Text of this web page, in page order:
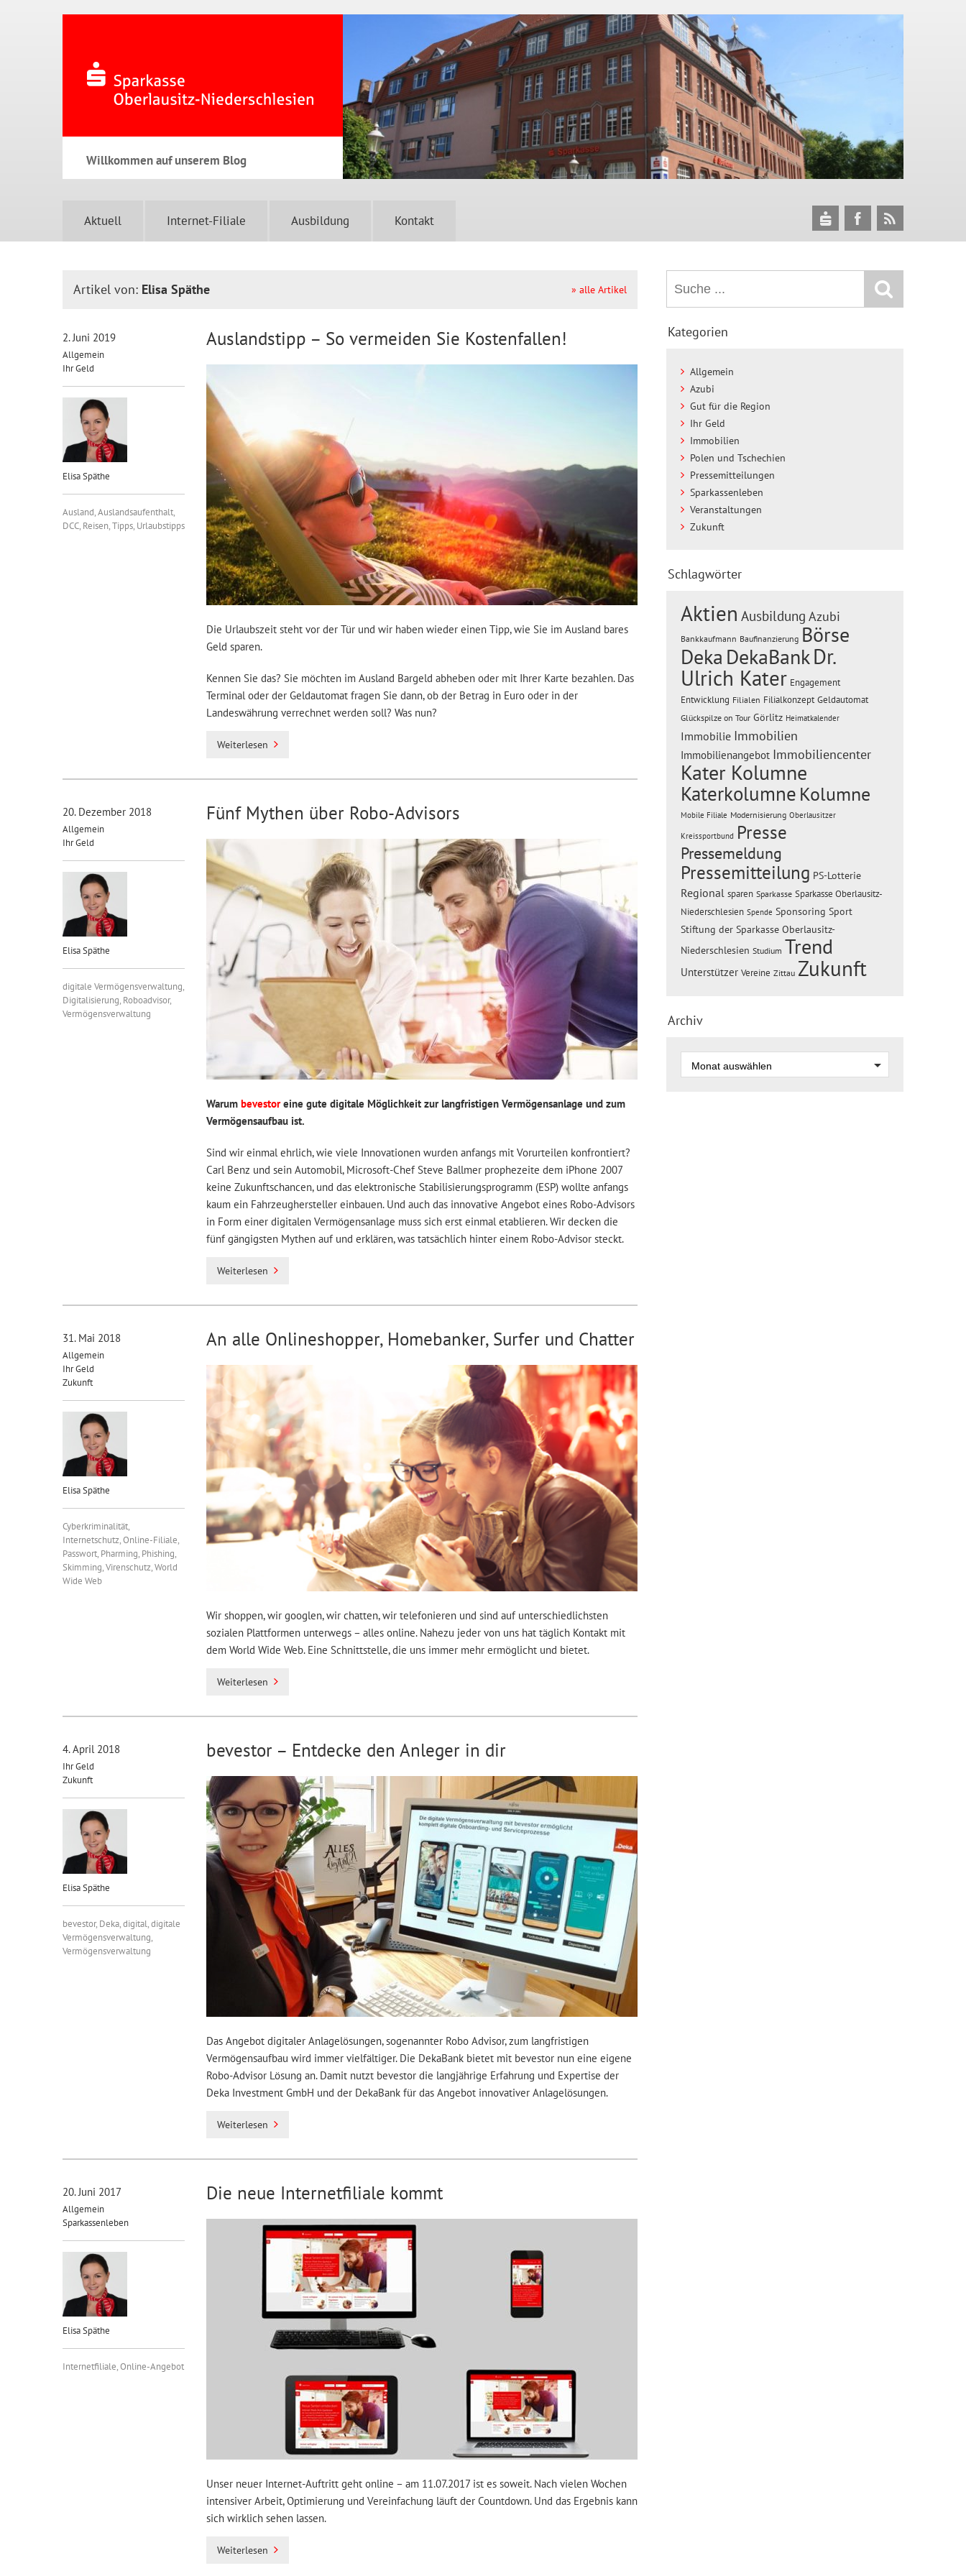
Willkommen auf unserem Blog
Aktuell Internet-Filiale Ausbildung Kontakt
Artikel von: Elisa Späthe » alle Artikel
2. Juni 2019
Allgemein
Ihr Geld
Elisa Späthe
Ausland,Auslandsaufenthalt,
DCC, Reisen,Tipps, Urlaubstipps
Auslandstipp – So vermeiden Sie Kostenfallen!
Die Urlaubszeit steht vor der Tür und wir haben wieder einen Tipp, wie Sie im Ausland bares
Geld sparen.
Kennen Sie das? Sie möchten im Ausland Bargeld abheben oder mit Ihrer Karte bezahlen. Das
Terminal oder der Geldautomat fragen Sie dann, ob der Betrag in Euro oder in der
Landeswährung verrechnet werden soll? Was nun?
Weiterlesen
20. Dezember 2018
Allgemein
Ihr Geld
Elisa Späthe
digitale Vermögensverwaltung,
Digitalisierung, Roboadvisor,
Vermögensverwaltung
Fünf Mythen über Robo-Advisors
Warum bevestoreine gute digitale Möglichkeit zur langfristigen Vermögensanlage und zum
Vermögensaufbau ist.
Sind wir einmal ehrlich, wie viele Innovationen wurden anfangs mit Vorurteilen konfrontiert?
Carl Benz und sein Automobil, Microsoft-Chef Steve Ballmer prophezeite dem iPhone 2007
keine Zukunftschancen, und das elektronische Stabilisierungsprogramm (ESP) wollte anfangs
kaum ein Fahrzeughersteller einbauen. Und auch das innovative Angebot eines Robo-Advisors
in Form einer digitalen Vermögensanlage muss sich erst einmal etablieren. Wir decken die
fünf gängigsten Mythen auf und erklären, was tatsächlich hinter einem Robo-Advisor steckt.
Weiterlesen
31. Mai 2018
Allgemein
Ihr Geld
Zukunft
Elisa Späthe
Cyberkriminalität,
Internetschutz,Online-Filiale,
Passwort, Pharming, Phishing,
Skimming,Virenschutz,World
Wide Web
An alle Onlineshopper, Homebanker, Surfer und Chatter
Wir shoppen, wir googlen, wir chatten, wir telefonieren und sind auf unterschiedlichsten
sozialen Plattformen unterwegs – alles online. Nahezu jeder von uns hat täglich Kontakt mit
dem World Wide Web. Eine Schnittstelle, die uns immer mehr ermöglicht und bietet.
Weiterlesen
4. April 2018
Ihr Geld
Zukunft
Elisa Späthe
bevestor, Deka,digital,digitale
Vermögensverwaltung,
Vermögensverwaltung
bevestor – Entdecke den Anleger in dir
Das Angebot digitaler Anlagelösungen, sogenannter Robo Advisor, zum langfristigen
Vermögensaufbau wird immer vielfältiger. Die DekaBank bietet mit bevestor nun eine eigene
Robo-Advisor Lösung an. Damit nutzt bevestor die langjährige Erfahrung und Expertise der
Deka Investment GmbH und der DekaBank für das Angebot innovativer Anlagelösungen.
Weiterlesen
20. Juni 2017
Allgemein
Sparkassenleben
Elisa Späthe
Internetfiliale,Online-Angebot
Die neue Internetfiliale kommt
Unser neuer Internet-Auftritt geht online – am 11.07.2017 ist es soweit. Nach vielen Wochen
intensiver Arbeit, Optimierung und Vereinfachung läuft der Countdown. Und das Ergebnis kann
sich wirklich sehen lassen.
Weiterlesen
Kategorien
Allgemein
Azubi
Gut für die Region
Ihr Geld
Immobilien
Polen und Tschechien
Pressemitteilungen
Sparkassenleben
Veranstaltungen
Zukunft
Schlagwörter
Aktien Ausbildung Azubi
Bankkaufmann Baufinanzierung Börse
Deka DekaBankDr.
Ulrich Kater Engagement
Entwicklung Filialen Filialkonzept Geldautomat
Glückspilze on Tour Görlitz Heimatkalender
Immobilie Immobilien
Immobilienangebot Immobiliencenter
Kater Kolumne
Katerkolumne Kolumne
Mobile Filiale Modernisierung Oberlausitzer
Kreissportbund Presse
Pressemeldung
Pressemitteilung PS-Lotterie
Regional sparen Sparkasse Sparkasse Oberlausitz-
Niederschlesien Spende Sponsoring Sport
Stiftung der Sparkasse Oberlausitz-
Niederschlesien Studium Trend
Unterstützer Vereine Zittau Zukunft
Archiv